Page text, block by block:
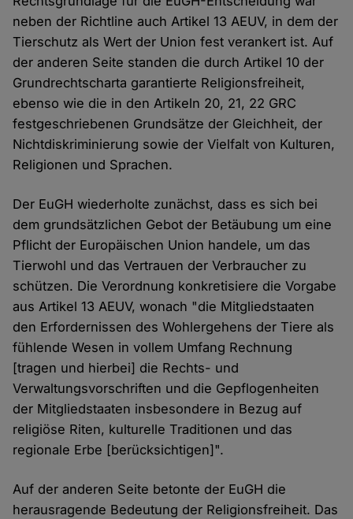
neben der Richtline auch Artikel 13 AEUV, in dem der
Tierschutz als Wert der Union fest verankert ist. Auf
der anderen Seite standen die durch Artikel 10 der
Grundrechtscharta garantierte Religionsfreiheit,
ebenso wie die in den Artikeln 20, 21, 22 GRC
festgeschriebenen Grundsätze der Gleichheit, der
Nichtdiskriminierung sowie der Vielfalt von Kulturen,
Religionen und Sprachen.
Der EuGH wiederholte zunächst, dass es sich bei
dem grundsätzlichen Gebot der Betäubung um eine
Pflicht der Europäischen Union handele, um das
Tierwohl und das Vertrauen der Verbraucher zu
schützen. Die Verordnung konkretisiere die Vorgabe
aus Artikel 13 AEUV, wonach "die Mitgliedstaaten
den Erfordernissen des Wohlergehens der Tiere als
fühlende Wesen in vollem Umfang Rechnung
[tragen und hierbei] die Rechts- und
Verwaltungsvorschriften und die Gepflogenheiten
der Mitgliedstaaten insbesondere in Bezug auf
religiöse Riten, kulturelle Traditionen und das
regionale Erbe [berücksichtigen]".
Auf der anderen Seite betonte der EuGH die
herausragende Bedeutung der Religionsfreiheit. Das